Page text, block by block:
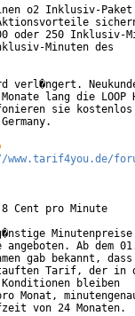
o2 Inklusiv-
oder 250 Inklusiv-
Minuten des
verl�ngert.
lang die LOOP
sie
Cent pro Minute
Ab dem
gab bekannt,
Tarif, der in
bleiben
Monat,
von 24